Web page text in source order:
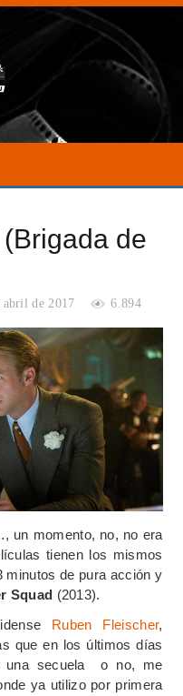
de
abril de 2017 6.894
un momento, no, no era
tienen los mismos
minutos de pura acción y
Squad (2013).
Ruben Fleischer,
que en los últimos días
una secuela o no, me
ya utilizo por primera